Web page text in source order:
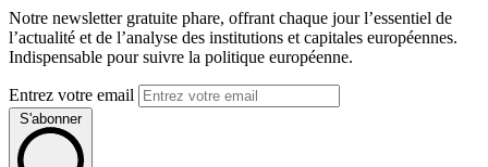
Notre newsletter gratuite phare, offrant chaque jour l’essentiel de
l’actualité et de l’analyse des institutions et capitales européennes.
Indispensable pour suivre la politique européenne.
Entrez votre email
S'abonner